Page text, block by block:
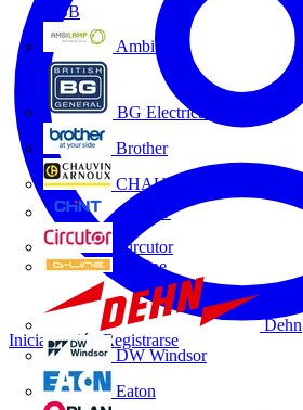
ABB
Ambilamp
BG Electrical
Brother
CHAUVIN ARNOUX
CHINT
Circutor
D-Line
Dehn
DW Windsor
Eaton
Iniciar sesión Registrarse